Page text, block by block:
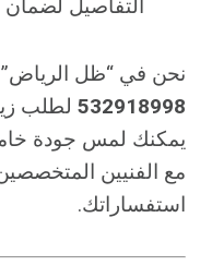
التفاصيل
نحن في “ظل الرياض”
532918998 لطلب
يمكنك لمس جودة
مع الفنيين
استفساراتك.